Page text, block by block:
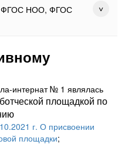
ФГОС НОО, ФГОС
интернат № 1 являлась
площадкой по
г. О присвоении
площадки;